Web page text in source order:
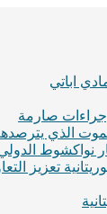
اباتي
صارمة
الذي
نواكشوط
تعزيز